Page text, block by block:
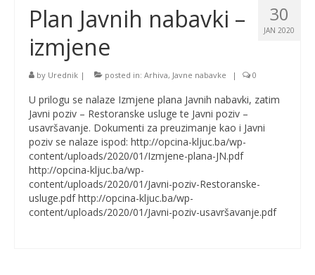
30
JAN 2020
Plan Javnih nabavki –
izmjene
by Urednik | posted in: Arhiva, Javne nabavke | 0
U prilogu se nalaze Izmjene plana Javnih nabavki, zatim
Javni poziv – Restoranske usluge te Javni poziv –
usavršavanje. Dokumenti za preuzimanje kao i Javni
poziv se nalaze ispod: http://opcina-kljuc.ba/wp-
content/uploads/2020/01/Izmjene-plana-JN.pdf
http://opcina-kljuc.ba/wp-
content/uploads/2020/01/Javni-poziv-Restoranske-
usluge.pdf http://opcina-kljuc.ba/wp-
content/uploads/2020/01/Javni-poziv-usavršavanje.pdf